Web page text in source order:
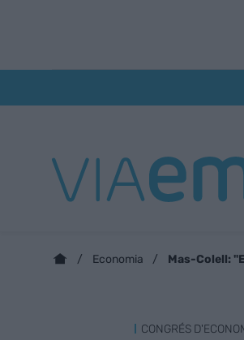
Economia Mas-Colell:
CONGRÉS